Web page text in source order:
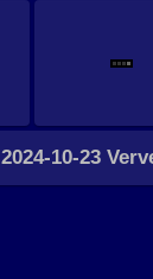
2024-10-23